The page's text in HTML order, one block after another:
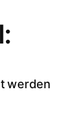
werden